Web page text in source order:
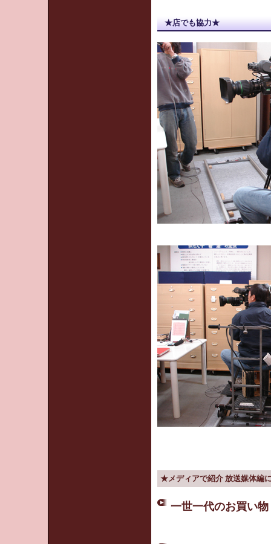
★店でも協力★
★メディアで紹介 放送媒体編
一世一代のお買い物